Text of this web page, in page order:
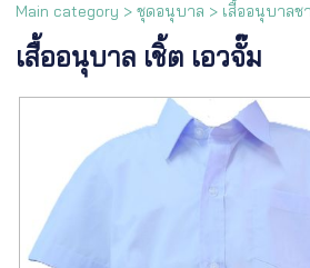
Main category > ชุดอนุบาล > เสื้ออนุบาลช
เสื้ออนุบาล เชิ้ต เอวจั๊ม